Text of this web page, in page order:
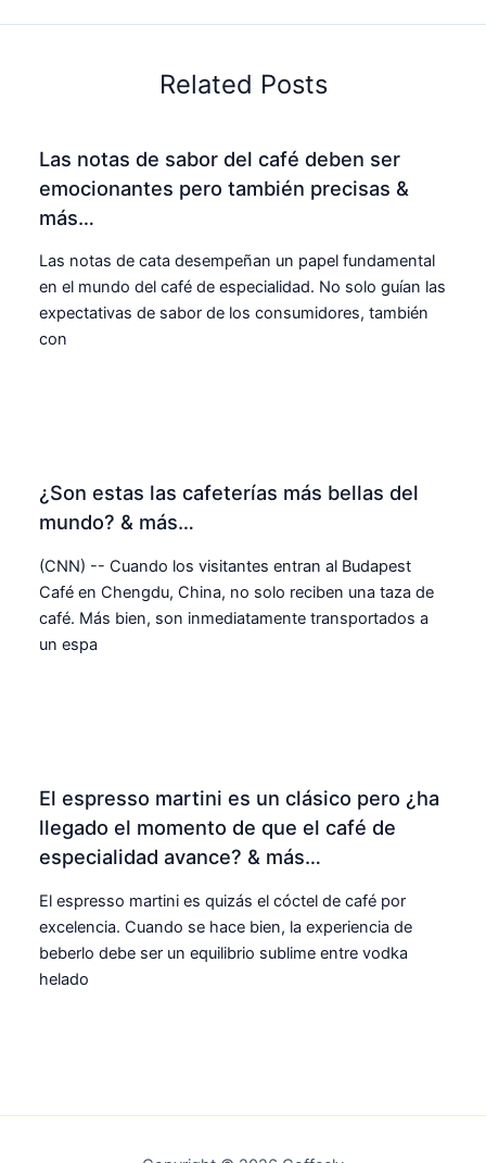
Related Posts
Las notas de sabor del café deben ser
emocionantes pero también precisas &
más…
Las notas de cata desempeñan un papel fundamental
en el mundo del café de especialidad. No solo guían las
expectativas de sabor de los consumidores, también
con
¿Son estas las cafeterías más bellas del
mundo? & más…
(CNN) -- Cuando los visitantes entran al Budapest
Café en Chengdu, China, no solo reciben una taza de
café. Más bien, son inmediatamente transportados a
un espa
El espresso martini es un clásico pero ¿ha
llegado el momento de que el café de
especialidad avance? & más…
El espresso martini es quizás el cóctel de café por
excelencia. Cuando se hace bien, la experiencia de
beberlo debe ser un equilibrio sublime entre vodka
helado